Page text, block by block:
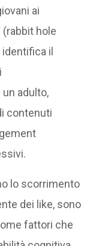
ai
hole
il
adulto,
contenuti
lo scorrimento
dei like, sono
fattori che